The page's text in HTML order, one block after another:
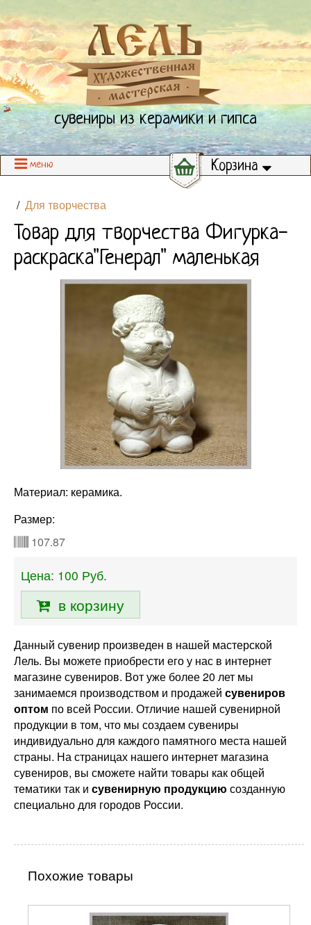
сувениры из керамики и гипса
меню Корзина
/ Для творчества
Товар для творчества Фигурка-
раскраска"Генерал" маленькая
Материал: керамика.
Размер:
107.87
Цена: 100 Руб.
в корзину
Данный сувенир произведен в нашей мастерской
Лель. Вы можете приобрести его у нас в интернет
магазине сувениров. Вот уже более 20 лет мы
занимаемся производством и продажей сувениров
оптом по всей России. Отличие нашей сувенирной
продукции в том, что мы создаем сувениры
индивидуально для каждого памятного места нашей
страны. На страницах нашего интернет магазина
сувениров, вы сможете найти товары как общей
тематики так и сувенирную продукцию созданную
специально для городов России.
Похожие товары